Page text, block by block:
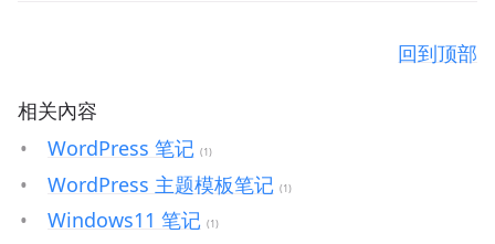
回到顶部
相关內容
WordPress 笔记 (1)
WordPress 主题模板笔记 (1)
Windows11 笔记 (1)